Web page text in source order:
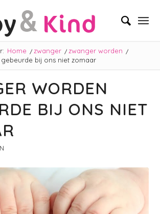
Home / zwanger / zwanger worden /
bij ons niet zomaar
WORDEN
BIJ ONS NIET